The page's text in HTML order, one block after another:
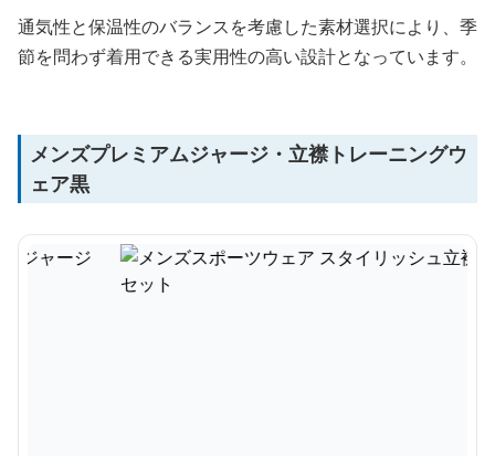
通気性と保温性のバランスを考慮した素材選択により、季
節を問わず着用できる実用性の高い設計となっています。
メンズプレミアムジャージ・立襟トレーニングウ
ェア黒